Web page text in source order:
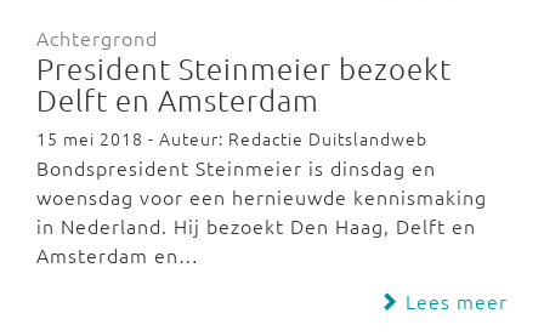
Achtergrond
President Steinmeier bezoekt
Delft en Amsterdam
15 mei 2018 - Auteur: Redactie Duitslandweb
Bondspresident Steinmeier is dinsdag en
woensdag voor een hernieuwde kennismaking
in Nederland. Hij bezoekt Den Haag, Delft en
Amsterdam en…
Lees meer